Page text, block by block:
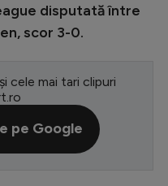
disputată între
scor 3-0.
cele mai tari clipuri
pe Google